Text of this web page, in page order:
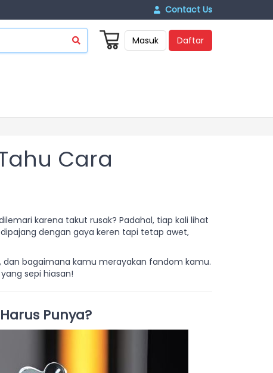
Contact Us
Masuk Daftar
Cara
karena takut rusak? Padahal, tiap kali lihat
dengan gaya keren tapi tetap awet,
bagaimana kamu merayakan fandom kamu.
sepi hiasan!
Punya?